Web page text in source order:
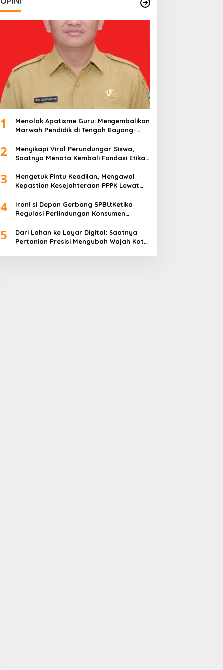
1
Menolak Apatisme Guru: Mengembalikan
Marwah Pendidik di Tengah Bayang-
2
Menyikapi Viral Perundungan Siswa,
Saatnya Menata Kembali Fondasi Etika
3
Mengetuk Pintu Keadilan, Mengawal
Kepastian Kesejahteraan PPPK Lewat
4
Ironi si Depan Gerbang SPBU:Ketika
Regulasi Perlindungan Konsumen
5
Dari Lahan ke Layar Digital: Saatnya
Pertanian Presisi Mengubah Wajah Kota